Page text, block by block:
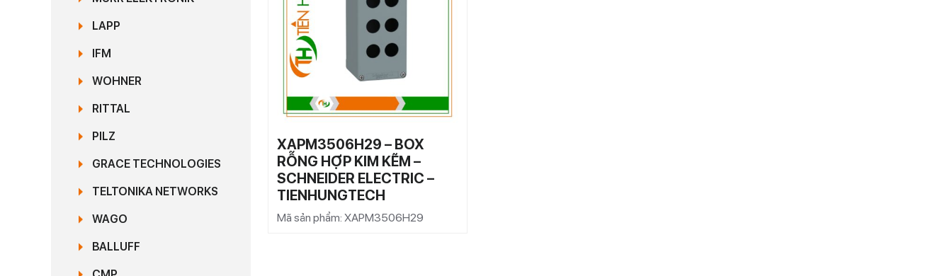
LAPP
IFM
WOHNER
RITTAL
PILZ
GRACE TECHNOLOGIES
TELTONIKA NETWORKS
WAGO
BALLUFF
XAPM3506H29 – BOX
RỖNG HỢP KIM KẼM –
SCHNEIDER ELECTRIC –
TIENHUNGTECH
Mã sản phẩm: XAPM3506H29